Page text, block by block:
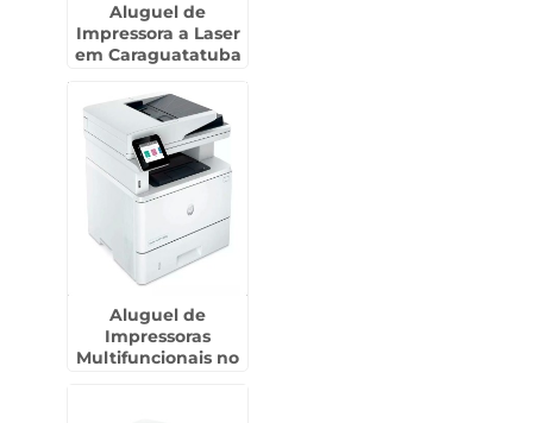
Aluguel de
Impressora a Laser
em Caraguatatuba
Aluguel de
Impressoras
Multifuncionais no